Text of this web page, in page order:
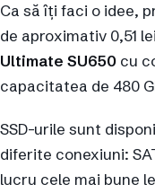
Ca să îți faci o idee,
de aproximativ 0,51
Ultimate SU650 cu
capacitatea de 480
SSD-urile sunt
diferite conexiuni:
lucru cele mai bune